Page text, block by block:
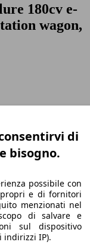
180cv e-
wagon,
di
bisogno.
possibile con
e di fornitori
menzionati nel
di salvare e
sul dispositivo
indirizzi IP).